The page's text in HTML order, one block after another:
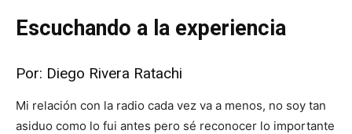
Escuchando a la experiencia
Por: Diego Rivera Ratachi
Mi relación con la radio cada vez va a menos, no soy tan
asiduo como lo fui antes pero sé reconocer lo importante